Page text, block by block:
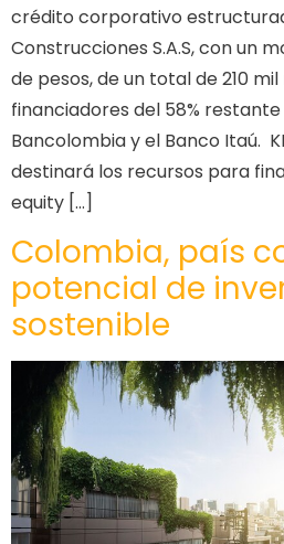
crédito corporativo
Construcciones S.A.S, con un
de pesos, de un total de 210 mil
financiadores del 58%
Bancolombia y el Banco Itaú.
destinará los recursos para
equity […]
Colombia, país
potencial de
sostenible